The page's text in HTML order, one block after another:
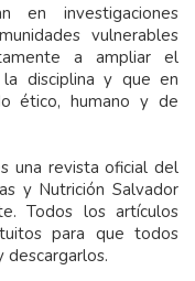
en investigaciones
vulnerables
a ampliar el
disciplina y que en
ético, humano y de
una revista oficial del
y Nutrición Salvador
Todos los artículos
para que todos